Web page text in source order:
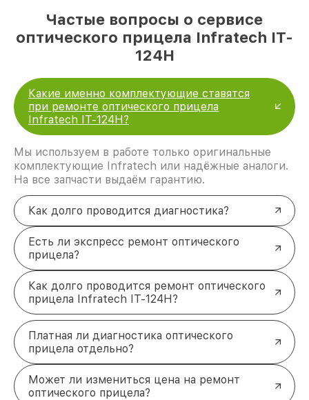
Частые вопросы о сервисе
оптического прицела Infratech IT-
124Н
Какие именно комплектующие ставятся
при ремонте оптического прицела
Infratech IT-124Н?
Мы используем в работе только оригинальные
комплектующие Infratech или надёжные аналоги.
На все запчасти выдаём гарантию.
Как долго проводится диагностика?
Есть ли экспресс ремонт оптического
прицела?
Как долго проводится ремонт оптического
прицела Infratech IT-124Н?
Платная ли диагностика оптического
прицела отдельно?
Может ли измениться цена на ремонт
оптического прицела?